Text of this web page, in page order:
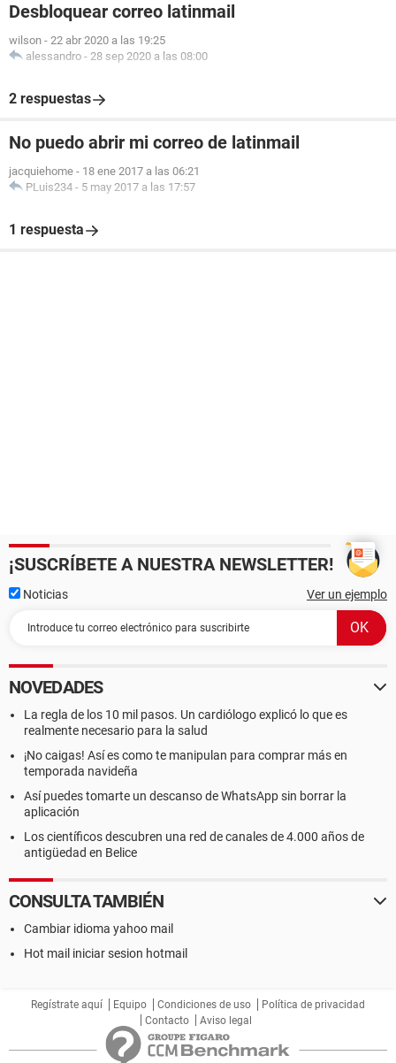
Desbloquear correo latinmail
wilson - 22 abr 2020 a las 19:25
alessandro - 28 sep 2020 a las 08:00
2 respuestas
No puedo abrir mi correo de latinmail
jacquiehome - 18 ene 2017 a las 06:21
PLuis234 - 5 may 2017 a las 17:57
1 respuesta
¡SUSCRÍBETE A NUESTRA NEWSLETTER!
Noticias Ver un ejemplo
NOVEDADES
La regla de los 10 mil pasos. Un cardiólogo explicó lo que es
realmente necesario para la salud
¡No caigas! Así es como te manipulan para comprar más en
temporada navideña
Así puedes tomarte un descanso de WhatsApp sin borrar la
aplicación
Los científicos descubren una red de canales de 4.000 años de
antigüedad en Belice
CONSULTA TAMBIÉN
Cambiar idioma yahoo mail
Hot mail iniciar sesion hotmail
Regístrate aquí Equipo Condiciones de uso
Política de privacidad
Contacto
Aviso legal